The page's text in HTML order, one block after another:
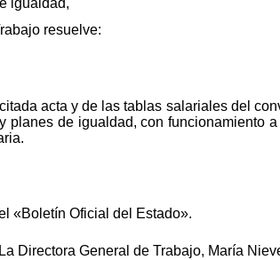
igualdad,
resuelve:
acta y de las tablas salariales del
planes de igualdad, con funcionamiento
«Boletín Oficial del Estado».
Directora General de Trabajo, María